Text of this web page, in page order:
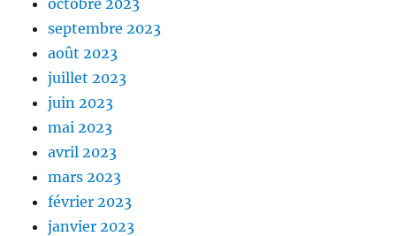
septembre 2023
août 2023
juillet 2023
juin 2023
mai 2023
avril 2023
mars 2023
février 2023
janvier 2023